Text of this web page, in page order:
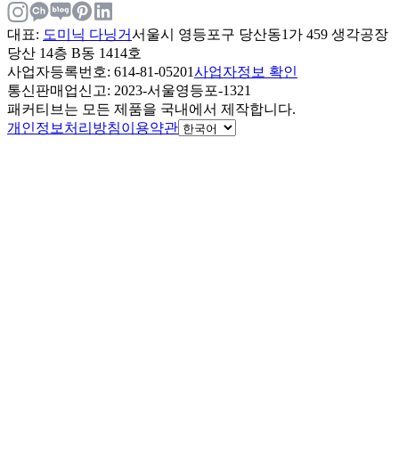
대표: 도미닉 다닝거서울시 영등포구 당산동1가 459 생각공장
당산 14층 B동 1414호
사업자등록번호: 614-81-05201사업자정보 확인
통신판매업신고: 2023-서울영등포-1321
패커티브는 모든 제품을 국내에서 제작합니다.
개인정보처리방침이용약관